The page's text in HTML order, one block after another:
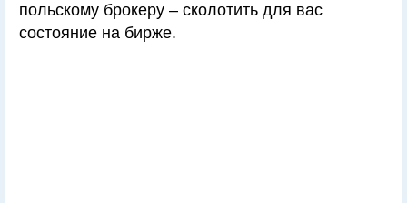
польскому брокеру – сколотить для вас
состояние на бирже.